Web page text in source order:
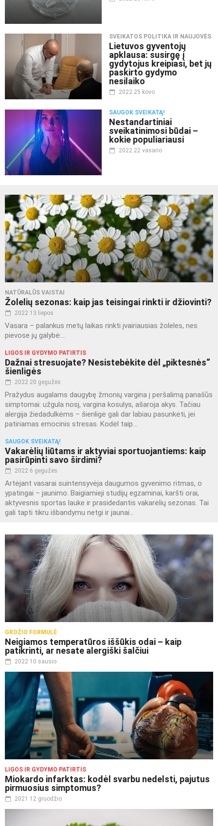
SVEIKATOS POLITIKA IR NAUJOVĖS
Lietuvos gyventojų
apklausa: susirgę į
gydytojus kreipiasi, bet jų
paskirto gydymo
nesilaiko
2022 25 kovo
SAUGOK SVEIKATĄ!
Nestandartiniai
sveikatinimosi būdai –
kokie populiariausi
2022 22 vasario
NATŪRALŪS VAISTAI
Žolelių sezonas: kaip jas teisingai rinkti ir džiovinti?
2022 13 liepos
Vasara – palankus metų laikas rinkti įvairiausias žoleles, nes
pievose jų galybė:...
LIGOS IR GYDYMO PATIRTIS
Dažnai stresuojate? Nesistebėkite dėl „piktesnės“
šienligės
2022 20 gegužės
Pražydus augalams daugybę žmonių vargina į peršalimą panašūs
simptomai: užgula nosį, vargina kosulys, ašaroja akys. Tačiau
alergija žiedadulkėms – šienligė gali dar labiau pasunkėti, jei
patiriamas emocinis stresas. Kodėl taip...
SAUGOK SVEIKATĄ!
Vakarėlių liūtams ir aktyviai sportuojantiems: kaip
pasirūpinti savo širdimi?
2022 6 gegužės
Artėjant vasarai suintensyvėja daugumos gyvenimo ritmas, o
ypatingai – jaunimo. Baigiamieji studijų egzaminai, karšti orai,
aktyvesnis sportas lauke ir prasidedantis vakarėlių sezonas. Tai
gali tapti tikru išbandymu netgi ir jaunai...
GROŽIO FORMULĖ
Neigiamos temperatūros iššūkis odai – kaip
patikrinti, ar nesate alergiški šalčiui
2022 10 sausio
LIGOS IR GYDYMO PATIRTIS
Miokardo infarktas: kodėl svarbu nedelsti, pajutus
pirmuosius simptomus?
2021 12 gruodžio